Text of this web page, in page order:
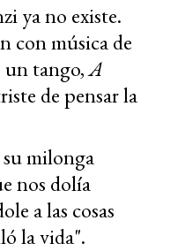
ya no existe.
con música de
un tango,A
de pensar la
milonga
nos dolía
a las cosas
la vida".